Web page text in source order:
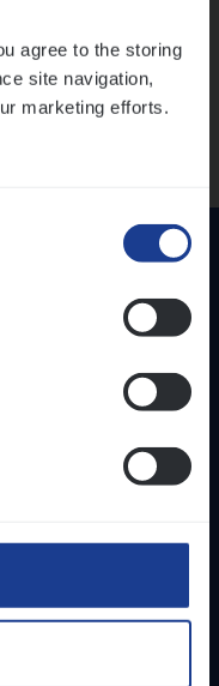
agree to the storing
site navigation,
marketing efforts.
én droge
én op het